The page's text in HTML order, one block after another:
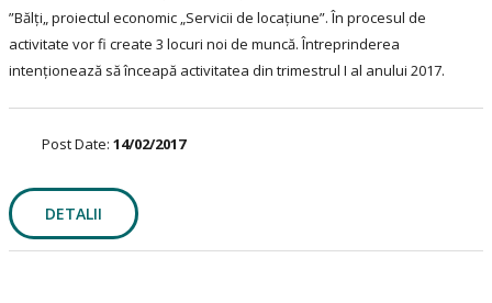
”Bălți„ proiectul economic „Servicii de locațiune”. În procesul de
activitate vor fi create 3 locuri noi de muncă. Întreprinderea
intenționează să înceapă activitatea din trimestrul I al anului 2017.
Post Date: 14/02/2017
DETALII